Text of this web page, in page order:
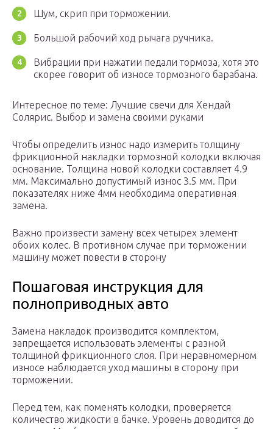
Шум, скрип при торможении.
Большой рабочий ход рычага ручника.
Вибрации при нажатии педали тормоза, хотя это
скорее говорит об износе тормозного барабана.
Интересное по теме: Лучшие свечи для Хендай
Солярис. Выбор и замена своими руками
Чтобы определить износ надо измерить толщину
фрикционной накладки тормозной колодки включая
основание. Толщина новой колодки составляет 4.9
мм. Максимально допустимый износ 3.5 мм. При
показателях ниже 4мм необходима оперативная
замена.
Важно произвести замену всех четырех элемент
обоих колес. В противном случае при торможении
машину может повести в сторону
Пошаговая инструкция для
полноприводных авто
Замена накладок производится комплектом,
запрещается использовать элементы с разной
толщиной фрикционного слоя. При неравномерном
износе наблюдается уход машины в сторону при
торможении.
Перед тем, как поменять колодки, проверяется
количество жидкости в бачке. Уровень доводится до